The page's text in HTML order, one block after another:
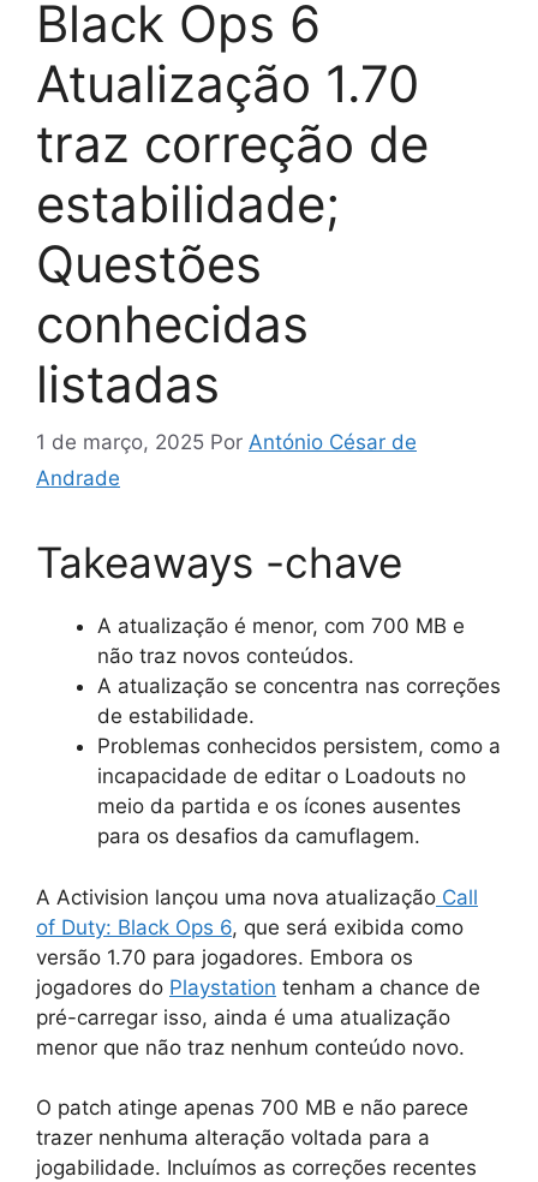
Black Ops 6
Atualização 1.70
traz correção de
estabilidade;
Questões
conhecidas
listadas
1 de março, 2025 Por António César de
Andrade
Takeaways -chave
A atualização é menor, com 700 MB e
não traz novos conteúdos.
A atualização se concentra nas correções
de estabilidade.
Problemas conhecidos persistem, como a
incapacidade de editar o Loadouts no
meio da partida e os ícones ausentes
para os desafios da camuflagem.
A Activision lançou uma nova atualização Call
of Duty: Black Ops 6, que será exibida como
versão 1.70 para jogadores. Embora os
jogadores do Playstation tenham a chance de
pré-carregar isso, ainda é uma atualização
menor que não traz nenhum conteúdo novo.
O patch atinge apenas 700 MB e não parece
trazer nenhuma alteração voltada para a
jogabilidade. Incluímos as correções recentes